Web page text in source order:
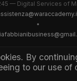
By
to our use of
— Digital Services of
•
@GhostFabbyz
by WarAccademy